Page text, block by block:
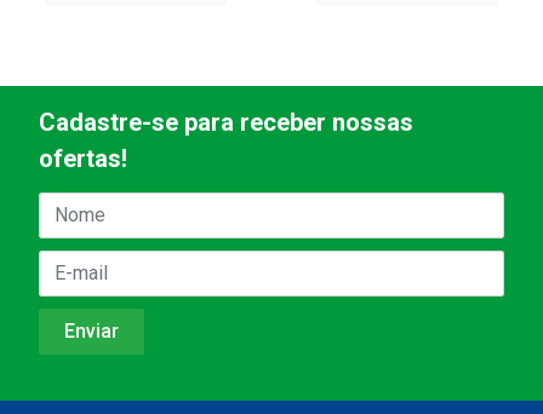
Cadastre-se para receber nossas
ofertas!